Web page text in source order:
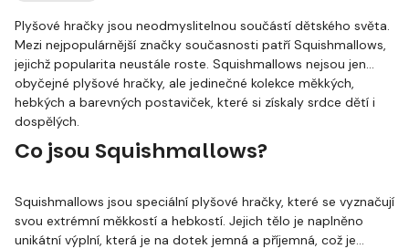
Plyšové hračky jsou neodmyslitelnou součástí dětského světa.
Mezi nejpopulárnější značky současnosti patří Squishmallows,
jejichž popularita neustále roste. Squishmallows nejsou jen
obyčejné plyšové hračky, ale jedinečné kolekce měkkých,
hebkých a barevných postaviček, které si získaly srdce dětí i
dospělých.
Co jsou Squishmallows?
Squishmallows jsou speciální plyšové hračky, které se vyznačují
svou extrémní měkkostí a hebkostí. Jejich tělo je naplněno
unikátní výplní, která je na dotek jemná a příjemná, což je